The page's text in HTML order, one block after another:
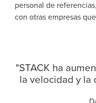
personal de
con otras empresas
"STACK ha
la velocidad y la